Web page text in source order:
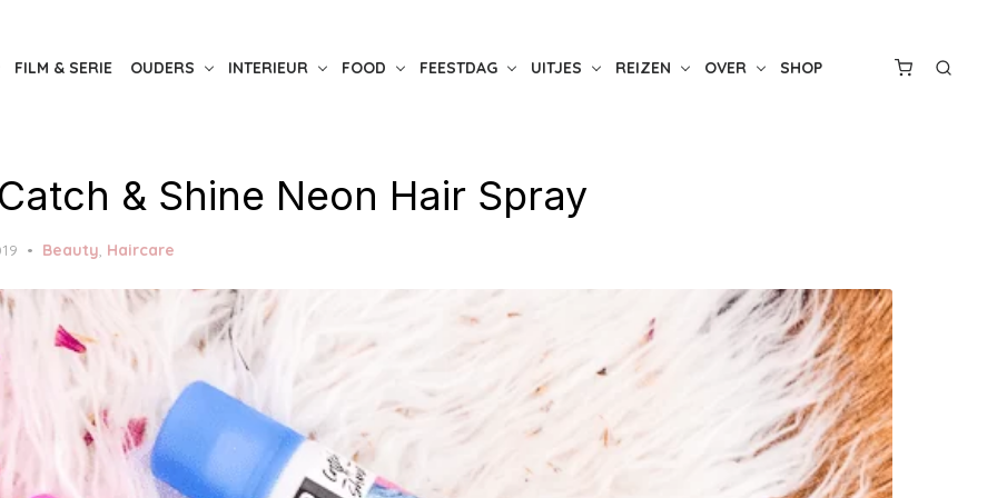
FILM & SERIE OUDERS INTERIEUR FOOD FEESTDAG UITJES REIZEN OVER SHOP
& Shine Neon Hair Spray
Beauty Haircare